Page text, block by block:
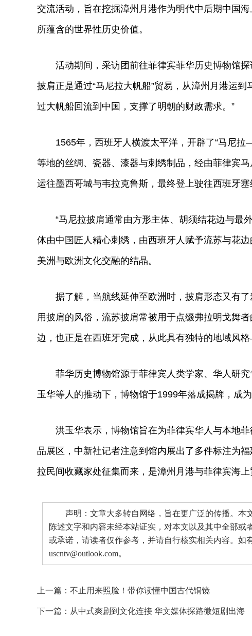
交流活动，旨在挖掘漳州月港作为明代中后期中国
所蕴含的世界性历史价值。
活动期间，采访团前往菲律宾菲华历史博物馆探
披肩正是通过“马尼拉大帆船”贸易，从漳州月港运
过大帆船回流到中国，支撑了明朝的财政需求。”
1565年，西班牙人横渡太平洋，开辟了“马尼拉
等地的丝绸、瓷器、漆器与刺绣制品，经由菲律宾
运往墨西哥城与韦拉克鲁斯，最终登上驶往西班牙塞
“马尼拉披肩通常由方形主体、胡须结花边与最
体由中国匠人精心刺绣，由西班牙人赋予流苏与花
美洲与欧洲文化交融的结晶。
据了解，当航线延伸至欧洲时，披肩形态又有了
用披肩的风俗，流苏披肩常被用于点缀弗拉明戈舞
边，也正是在西班牙完成，从此具有独特的地域风格
菲华历史博物馆源于菲律宾人类学家、华人研究
玉华等人的推动下，博物馆于1999年落成揭牌，成
洪玉华表示，博物馆旨在为菲律宾华人与本地菲
品展区，中新社记者注意到馆内展出了多件标注为
拉民间收藏家处征集而来，是漳州月港与菲律宾海上
声明：文章大多转自网络，旨在更广泛的传播。本
陈述文字和内容未经本站证实，对本文以及其中全部
或承诺，请读者仅作参考，并请自行核实相关内容。如
uscntv@outlook.com。
上一篇： 不止用来照脸！带你读懂中国古代铜镜
下一篇： 从中式爽剧到文化连接 华文媒体探路微短剧出海